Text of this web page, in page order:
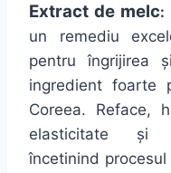
Extract de melc:
un remediu
pentruîngrijirea și
ingredient foarte
Coreea. Reface,
elasticitate și
încetinind